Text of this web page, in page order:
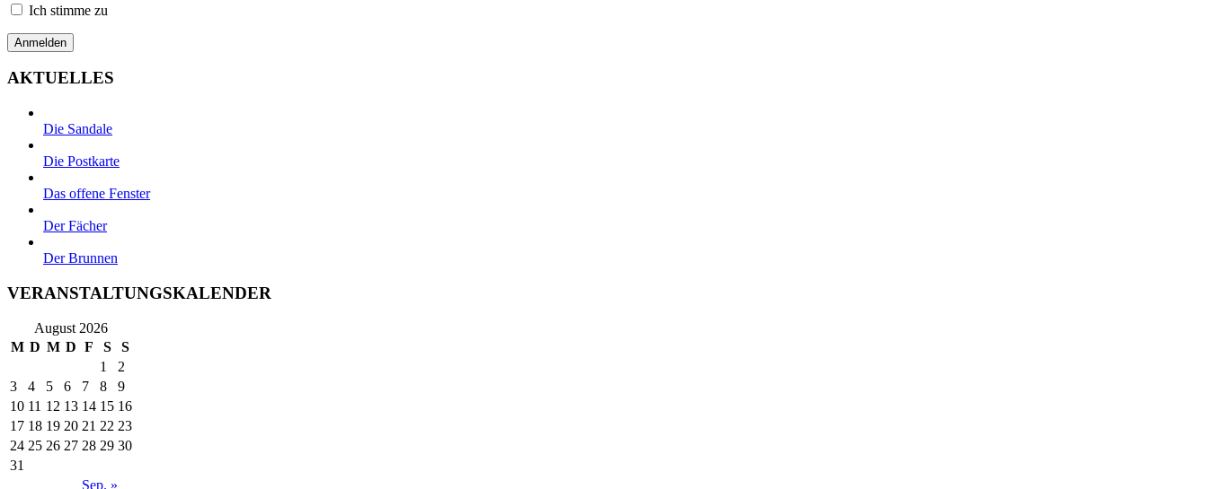
Ich stimme zu
AKTUELLES
Die Sandale
Die Postkarte
Das offene Fenster
Der Fächer
Der Brunnen
VERANSTALTUNGSKALENDER
August 2026
M D M D F S S
Sep. »
1
2
3
4 5 6 7 8
9
10 11 12 13 14 15 16
17 18 19 20 21 22 23
24 25 26 27 28 29 30
31